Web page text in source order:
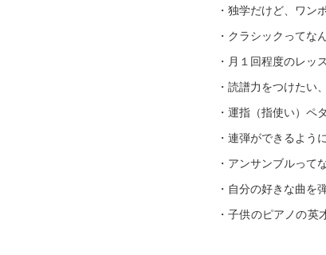
・独学だけど、ワン
・クラシックってな
・月１回程度のレッ
・読譜力をつけたい
・運指（指使い）ペ
・連弾ができるよう
・アンサンブルって
・自分の好きな曲を
・子供のピアノの英